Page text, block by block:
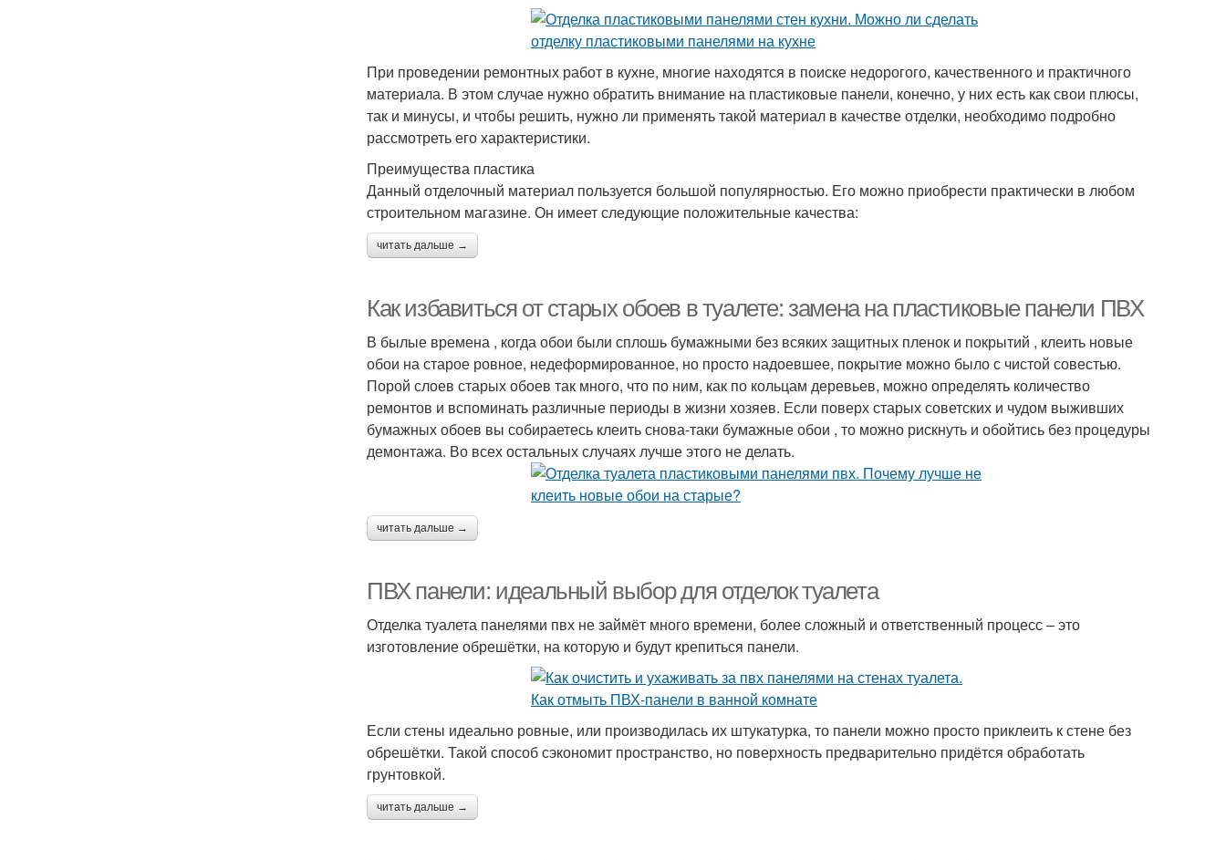
При проведении ремонтных работ в кухне, многие находятся в поиске недорогого, качественного и практичного
материала. В этом случае нужно обратить внимание на пластиковые панели, конечно, у них есть как свои плюсы,
так и минусы, и чтобы решить, нужно ли применять такой материал в качестве отделки, необходимо подробно
рассмотреть его характеристики.
Преимущества пластика
Данный отделочный материал пользуется большой популярностью. Его можно приобрести практически в любом
строительном магазине. Он имеет следующие положительные качества:
читать дальше →
Как избавиться от старых обоев в туалете: замена на пластиковые панели ПВХ
В былые времена , когда обои были сплошь бумажными без всяких защитных пленок и покрытий , клеить новые
обои на старое ровное, недеформированное, но просто надоевшее, покрытие можно было с чистой совестью.
Порой слоев старых обоев так много, что по ним, как по кольцам деревьев, можно определять количество
ремонтов и вспоминать различные периоды в жизни хозяев. Если поверх старых советских и чудом выживших
бумажных обоев вы собираетесь клеить снова-таки бумажные обои , то можно рискнуть и обойтись без процедуры
демонтажа. Во всех остальных случаях лучше этого не делать.
читать дальше →
ПВХ панели: идеальный выбор для отделок туалета
Отделка туалета панелями пвх не займёт много времени, более сложный и ответственный процесс – это
изготовление обрешётки, на которую и будут крепиться панели.
Если стены идеально ровные, или производилась их штукатурка, то панели можно просто приклеить к стене без
обрешётки. Такой способ сэкономит пространство, но поверхность предварительно придётся обработать
грунтовкой.
читать дальше →